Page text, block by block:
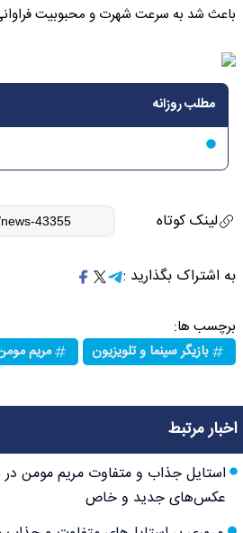
باعث شد به سرعت شهرت و محبوبیت
مطلب روزانه
لینک کوتاه
به اشتراک بگذارید :
برچسب ها:
بازیگر سینما و تلویزیون مریم
اخبار مرتبط
استایل جذاب و متفاوت مریم مومن
عکس‌های جدید و خاص